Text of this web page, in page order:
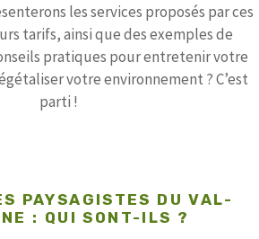
les services proposés par ces
tarifs, ainsi que des exemples de
pratiques pour entretenir votre
votre environnement ? C’est
parti !
PAYSAGISTES DU VAL-
: QUI SONT-ILS ?